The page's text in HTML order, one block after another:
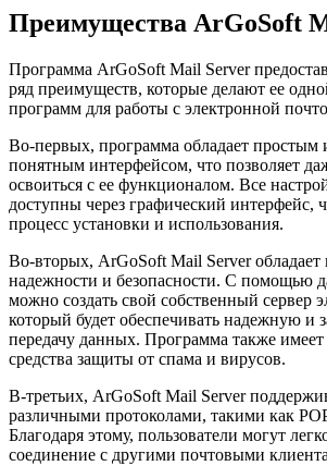
Преимущества ArGoSoft
Программа ArGoSoft Mail Server
ряд преимуществ, которые делают ее
программ для работы с электронной
Во-первых, программа обладает простым
понятным интерфейсом, что позволяет
освоиться с ее функционалом. Все
доступны через графический интерфейс,
процесс установки и использования.
Во-вторых, ArGoSoft Mail Server обладает
надежности и безопасности. С помощью
можно создать свой собственный сервер
который будет обеспечивать надежную
передачу данных. Программа также
средства защиты от спама и вирусов.
В-третьих, ArGoSoft Mail Server
различными протоколами, такими как
Благодаря этому, пользователи могут
соединение с другими почтовыми